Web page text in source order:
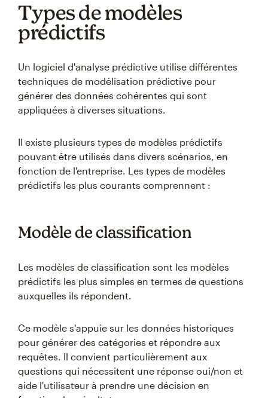
Types de modèles
prédictifs
Un logiciel d'analyse prédictive utilise différentes
techniques de modélisation prédictive pour
générer des données cohérentes qui sont
appliquées à diverses situations.
Il existe plusieurs types de modèles prédictifs
pouvant être utilisés dans divers scénarios, en
fonction de l'entreprise. Les types de modèles
prédictifs les plus courants comprennent :
Modèle de classification
Les modèles de classification sont les modèles
prédictifs les plus simples en termes de questions
auxquelles ils répondent.
Ce modèle s'appuie sur les données historiques
pour générer des catégories et répondre aux
requêtes. Il convient particulièrement aux
questions qui nécessitent une réponse oui/non et
aide l'utilisateur à prendre une décision en